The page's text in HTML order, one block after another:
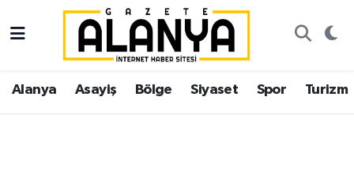
Alanya Asayiş Bölge Siyaset Spor Turizm
Alanya
Asayiş
İstanbul Nöbetçi Eczaneler
İstanbul Hava Durumu